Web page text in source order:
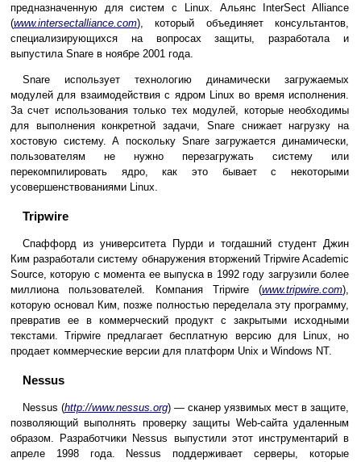
предназначенную для систем с Linux. Альянс InterSect Alliance
(www.intersectalliance.com), который объединяет консультантов,
специализирующихся на вопросах защиты, разработала и
выпустила Snare в ноябре 2001 года.
Snare использует технологию динамически загружаемых
модулей для взаимодействия с ядром Linux во время исполнения.
За счет использования только тех модулей, которые необходимы
для выполнения конкретной задачи, Snare снижает нагрузку на
хостовую систему. А поскольку Snare загружается динамически,
пользователям не нужно перезагружать систему или
перекомпилировать ядро, как это бывает с некоторыми
усовершенствованиями Linux.
Tripwire
Спаффорд из университета Пурди и тогдашний студент Джин
Ким разработали систему обнаружения вторжений Tripwire Academic
Source, которую с момента ее выпуска в 1992 году загрузили более
миллиона пользователей. Компания Tripwire (www.tripwire.com),
которую основал Ким, позже полностью переделала эту программу,
превратив ее в коммерческий продукт с закрытыми исходными
текстами. Tripwire предлагает бесплатную версию для Linux, но
продает коммерческие версии для платформ Unix и Windows NT.
Nessus
Nessus (http://www.nessus.org) — сканер уязвимых мест в защите,
позволяющий выполнять проверку защиты Web-сайта удаленным
образом. Разработчики Nessus выпустили этот инструментарий в
апреле 1998 года. Nessus поддерживает серверы, которые